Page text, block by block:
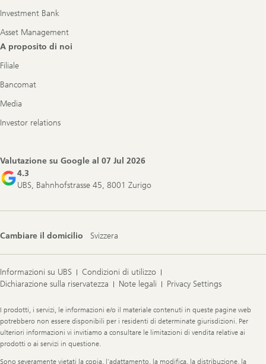
Investment Bank
Asset Management
A proposito di noi
Filiale
Bancomat
Media
Investor relations
Valutazione su Google al 07 Jul 2026
4.3
UBS, Bahnhofstrasse 45, 8001 Zurigo
Cambiare il domicilio Svizzera
Informazioni su UBS
Condizioni di utilizzo
Dichiarazione sulla riservatezza
Note legali Privacy Settings
Legal
Information
I prodotti, i servizi, le informazioni e/o il materiale contenuti in queste pagine web
potrebbero non essere disponibili per i residenti di determinate giurisdizioni. Per
ulteriori informazioni vi invitiamo a consultare le limitazioni di vendita relative ai
prodotti o ai servizi in questione.
Sono severamente vietati la copia, l’adattamento, la modifica, la distribuzione, la